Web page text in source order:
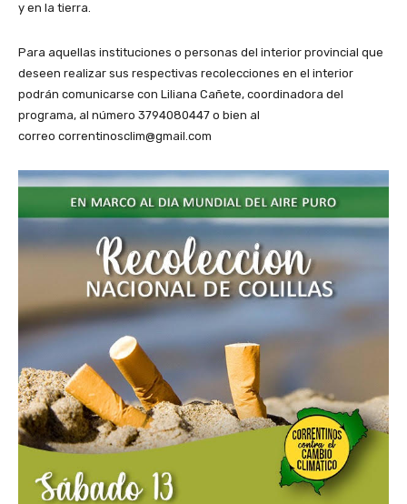
y en la tierra.
Para aquellas instituciones o personas del interior provincial que
deseen realizar sus respectivas recolecciones en el interior
podrán comunicarse con Liliana Cañete, coordinadora del
programa, al número 3794080447 o bien al
correo correntinosclim@gmail.com